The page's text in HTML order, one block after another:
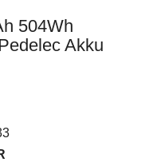
504Wh
Akku